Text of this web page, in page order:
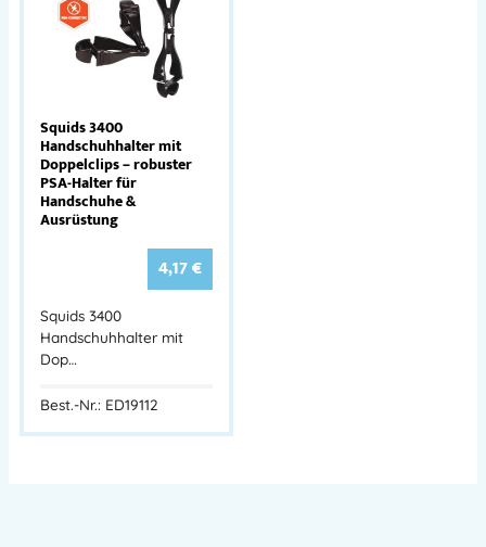
Squids 3400
Handschuhhalter mit
Doppelclips – robuster
PSA-Halter für
Handschuhe &
Ausrüstung
4,17€
Squids 3400
Handschuhhalter mit
Dop…
Best.-Nr.: ED19112